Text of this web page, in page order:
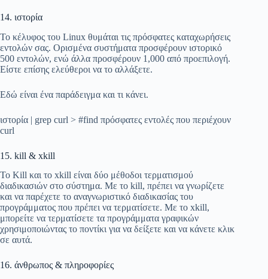
14. ιστορία
Το κέλυφος του Linux θυμάται τις πρόσφατες καταχωρήσεις
εντολών σας. Ορισμένα συστήματα προσφέρουν ιστορικό
500 εντολών, ενώ άλλα προσφέρουν 1,000 από προεπιλογή.
Είστε επίσης ελεύθεροι να το αλλάξετε.
Εδώ είναι ένα παράδειγμα και τι κάνει.
ιστορία | grep curl > #find πρόσφατες εντολές που περιέχουν
curl
15. kill & xkill
Το Kill και το xkill είναι δύο μέθοδοι τερματισμού
διαδικασιών στο σύστημα. Με το kill, πρέπει να γνωρίζετε
και να παρέχετε το αναγνωριστικό διαδικασίας του
προγράμματος που πρέπει να τερματίσετε. Με το xkill,
μπορείτε να τερματίσετε τα προγράμματα γραφικών
χρησιμοποιώντας το ποντίκι για να δείξετε και να κάνετε κλικ
σε αυτά.
16. άνθρωπος & πληροφορίες